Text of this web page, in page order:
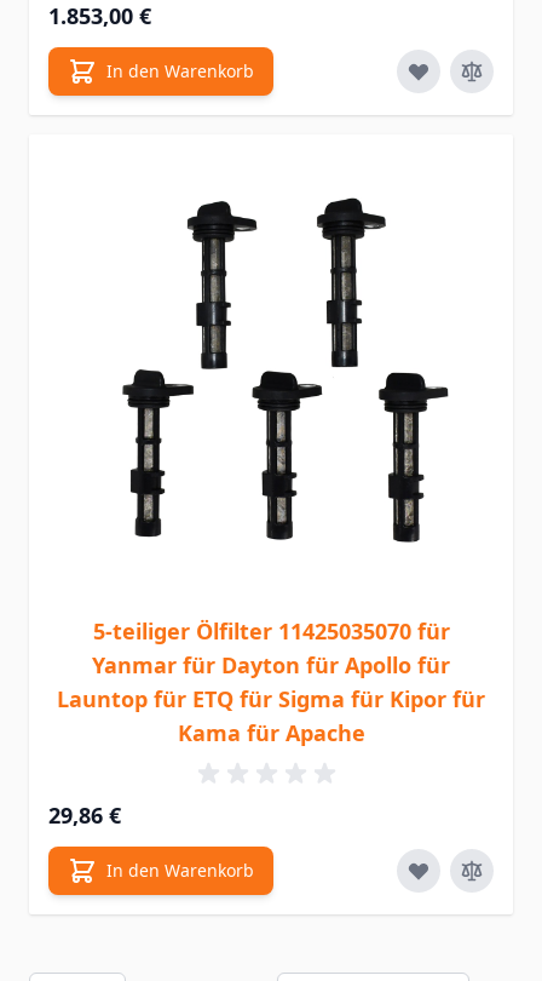
1.853,00 €
In den Warenkorb
5-teiliger Ölfilter 11425035070 für
Yanmar für Dayton für Apollo für
Launtop für ETQ für Sigma für Kipor für
Kama für Apache
29,86 €
In den Warenkorb